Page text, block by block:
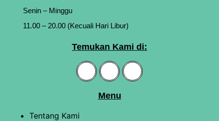
Senin – Minggu
11.00 – 20.00 (Kecuali Hari Libur)
Temukan Kami di:
Menu
Tentang Kami